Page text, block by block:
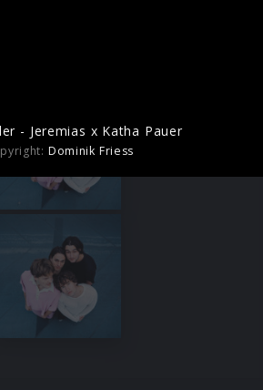
- Jeremias x Katha Pauer
Dominik Friess